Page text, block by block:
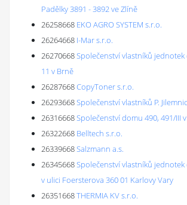
Padělky 3891 - 3892 ve Zlíně
26258668 EKO AGRO SYSTEM s.r.o.
26264668 I-Mar s.r.o.
26270668Společenství vlastníků jednotek
11 v Brně
26287668CopyToner s.r.o.
26293668Společenství vlastníků P.
26316668Společenství domu 490, 491/III
26322668 Belltech s.r.o.
26339668Salzmann a.s.
26345668Společenství vlastníků jednotek
v ulici Foersterova 360 01 Karlovy Vary
26351668THERMIA KV s.r.o.